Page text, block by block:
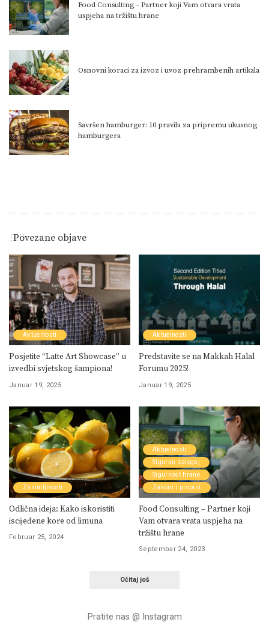
Food Consulting – Partner koji Vam otvara vrata
uspjeha na tržištu hrane
Osnovni koraci za izvoz i uvoz prehrambenih artikala
Savršen hamburger: 10 pravila za pripremu ukusnog
hamburgera
Povezane objave
Aktuelnosti
Posjetite “Latte Art Showcase” u
izvedbi svjetskog šampiona!
Januar 19, 2025
Aktuelnosti
Predstavite se na Makkah Halal
Forumu 2025!
Januar 19, 2025
Zanimljivosti
Odlična ideja: Kako iskoristiti
iscijeđene kore od limuna
Februar 25, 2024
Aktuelnosti
Siguran zalogaj
Sigurnost hrane
Zakoni i propisi
Food Consulting – Partner koji
Vam otvara vrata uspjeha na
tržištu hrane
Septembar 24, 2023
Očitaj još
Pratite nas @ Instagram